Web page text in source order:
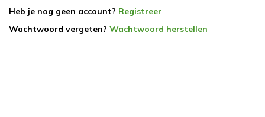
Heb je nog geen account? Registreer
Wachtwoord vergeten? Wachtwoord herstellen